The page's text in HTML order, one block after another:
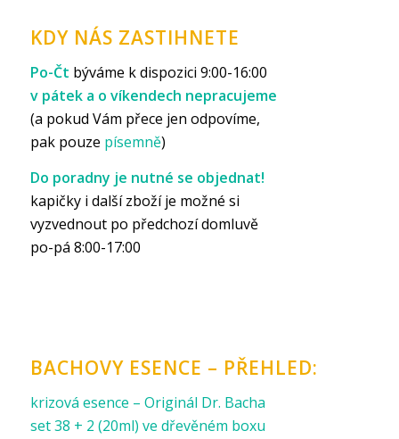
KDY NÁS ZASTIHNETE
Po-Čt býváme k dispozici 9:00-16:00
v pátek a o víkendech nepracujeme
(a pokud Vám přece jen odpovíme,
pak pouze písemně)
Do poradny je nutné se objednat!
kapičky i další zboží je možné si
vyzvednout po předchozí domluvě
po-pá 8:00-17:00
BACHOVY ESENCE – PŘEHLED:
krizová esence – Originál Dr. Bacha
set 38 + 2 (20ml) ve dřevěném boxu